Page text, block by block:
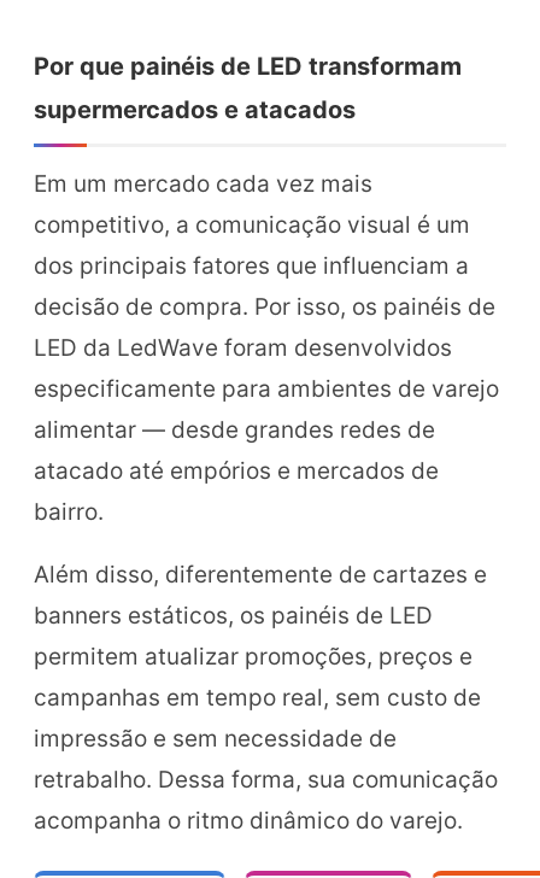
Por que painéis de LED transformam
supermercados e atacados
Em um mercado cada vez mais
competitivo, a comunicação visual é um
dos principais fatores que influenciam a
decisão de compra. Por isso, os painéis de
LED da LedWave foram desenvolvidos
especificamente para ambientes de varejo
alimentar — desde grandes redes de
atacado até empórios e mercados de
bairro.
Além disso, diferentemente de cartazes e
banners estáticos, os painéis de LED
permitem atualizar promoções, preços e
campanhas em tempo real, sem custo de
impressão e sem necessidade de
retrabalho. Dessa forma, sua comunicação
acompanha o ritmo dinâmico do varejo.